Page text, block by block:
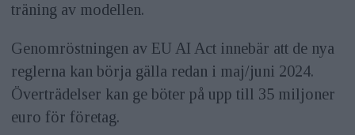
träning av modellen.
Genomröstningen av EU AI Act innebär att de nya
reglerna kan börja gälla redan i maj/juni 2024.
Överträdelser kan ge böter på upp till 35 miljoner
euro för företag.